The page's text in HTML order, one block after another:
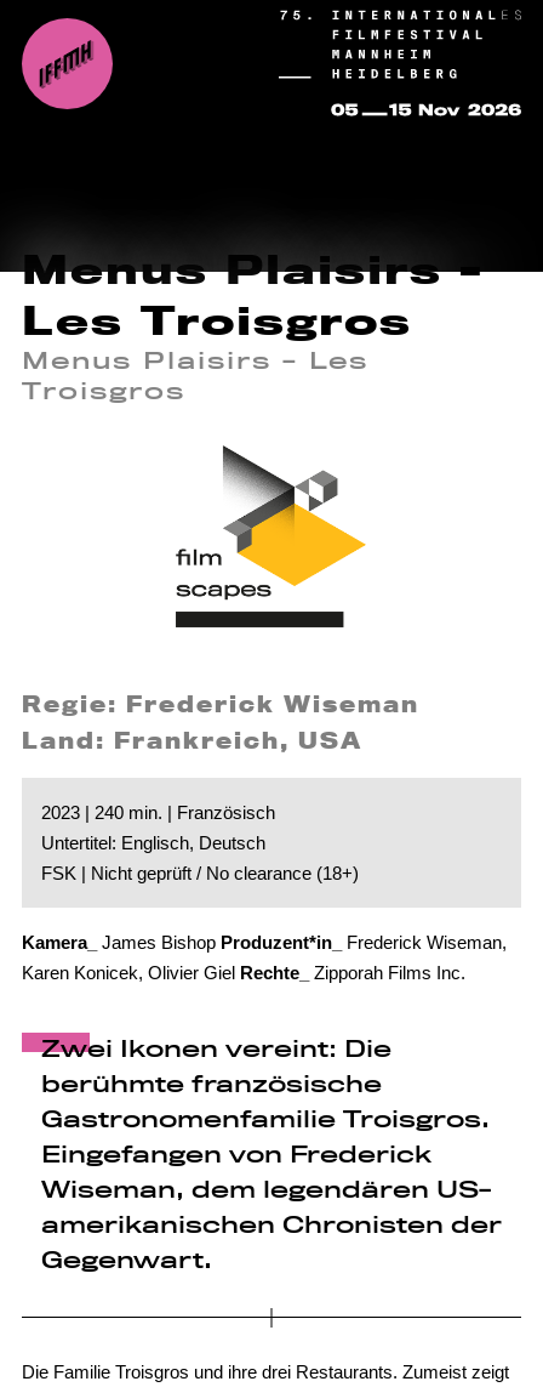
Menus Plaisirs -
Les Troisgros
Menus Plaisirs - Les
Troisgros
Regie: Frederick Wiseman
Land: Frankreich, USA
2023 | 240 min. | Französisch
Untertitel: Englisch, Deutsch
FSK | Nicht geprüft / No clearance (18+)
Kamera_ James Bishop Produzent*in_
Frederick Wiseman,
Karen Konicek, Olivier Giel Rechte_ Zipporah Films Inc.
Zwei Ikonen vereint: Die
berühmte französische
Gastronomenfamilie Troisgros.
Eingefangen von Frederick
Wiseman, dem legendären US-
amerikanischen Chronisten der
Gegenwart.
Die Familie Troisgros und ihre drei Restaurants. Zumeist zeigt